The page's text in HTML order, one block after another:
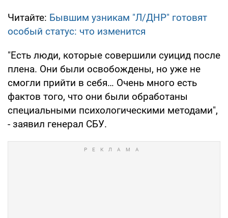
Читайте: Бывшим узникам "Л/ДНР" готовят
особый статус: что изменится
"Есть люди, которые совершили суицид после
плена. Они были освобождены, но уже не
смогли прийти в себя… Очень много есть
фактов того, что они были обработаны
специальными психологическими методами",
- заявил генерал СБУ.